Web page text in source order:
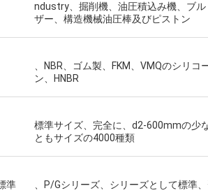
コスト パフォーマンス
よい常に
ndustry、掘削機、油圧積込み機、ブル
ザー、構造機械油圧棒及びピストン
、NBR、ゴム製、FKM、VMQのシリコ
ン、HNBR
標準サイズ、完全に、d2-600mmの少
ともサイズの4000種類
準 、P/Gシリーズ、シリーズとして標準